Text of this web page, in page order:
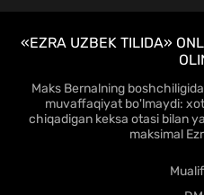
«EZRA UZBEK TILIDA»
Maks Bernalning
muvaffaqiyat bo'lmaydi:
chiqadigan keksa otasi bilan
maksimal